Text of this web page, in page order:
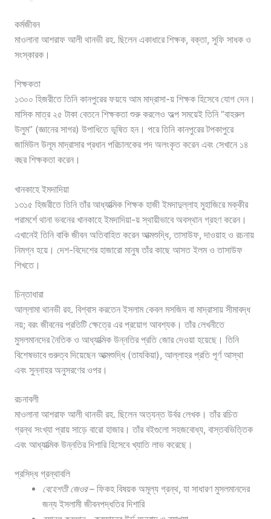
কর্মজীবন
মাওলানা আশরাফ আলী থানভী রহ. ছিলেন একাধারে শিক্ষক, বক্তা, সুফি সাধক ও
সংস্কারক।
শিক্ষকতা
১৩০০ হিজরীতে তিনি কানপুরের ফয়যে আম মাদ্রাসা-য় শিক্ষক হিসেবে যোগ দেন।
মাসিক মাত্র ২৫ টাকা বেতনে শিক্ষকতা শুরু করলেও অল্প সময়েই তিনি “বাহরুল
উলুম” (জ্ঞানের সাগর) উপাধিতে ভূষিত হন। পরে তিনি কানপুরের টপকাপুরে
জামিউল উলূম মাদ্রাসার প্রধান পরিচালকের পদ অলংকৃত করেন এবং সেখানে ১৪
বছর শিক্ষকতা করেন।
খানকাহে ইমদাদিয়া
১৩১৫ হিজরীতে তিনি তাঁর আধ্যাত্মিক শিক্ষক হাজী ইমদাদুল্লাহ মুহাজিরে মক্কীর
পরামর্শে থানা ভবনের খানকাহে ইমদাদিয়া-য় স্থায়ীভাবে অবস্থান গ্রহণ করেন।
এখানেই তিনি বাকি জীবন অতিবাহিত করেন আত্মশুদ্ধি, তাসাউফ, দাওয়াহ ও রচনায়
নিমগ্ন হয়ে। দেশ-বিদেশের হাজারো মানুষ তাঁর কাছে আসত ইলম ও তাসাউফ
শিখতে।
চিন্তাধারা
আল্লামা থানভী রহ. বিশ্বাস করতেন ইসলাম কেবল মসজিদ বা মাদ্রাসায় সীমাবদ্ধ
নয়; বরং জীবনের প্রতিটি ক্ষেত্রে এর প্রয়োগ আবশ্যক। তাঁর লেখনীতে
মুসলমানদের নৈতিক ও আধ্যাত্মিক উন্নতির প্রতি জোর দেওয়া হয়েছে। তিনি
বিশেষভাবে গুরুত্ব দিয়েছেন আত্মশুদ্ধি (তাযকিয়া), আল্লাহর প্রতি পূর্ণ আস্থা
এবং সুন্নাহর অনুসরণের ওপর।
রচনাবলী
মাওলানা আশরাফ আলী থানভী রহ. ছিলেন অত্যন্ত উর্বর লেখক। তাঁর রচিত
গ্রন্থ সংখ্যা প্রায় সাড়ে বারো হাজার। তাঁর বইগুলো সহজবোধ্য, বাস্তবভিত্তিক
এবং আধ্যাত্মিক উন্নতির দিশারি হিসেবে খ্যাতি লাভ করেছে।
প্রসিদ্ধ গ্রন্থাবলি
বেহেশতী জেওর– ফিকহ বিষয়ক অমূল্য গ্রন্থ, যা সাধারণ মুসলমানদের
জন্য ইসলামী জীবনপদ্ধতির দিশারি